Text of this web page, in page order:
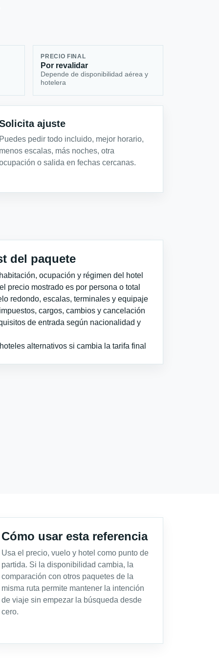
PRECIO FINAL
Por revalidar
Depende de disponibilidad aérea y
hotelera
ajuste
Puedes pedir todo incluido, mejor horario,
menos escalas, más noches, otra
o salida en fechas cercanas.
del paquete
ocupación y régimen del hotel
precio mostrado es por persona o total
redondo, escalas, terminales y equipaje
cargos, cambios y cancelación
de entrada según nacionalidad y
alternativos si cambia la tarifa final
Cómo usar esta referencia
Usa el precio, vuelo y hotel como punto de
partida. Si la disponibilidad cambia, la
comparación con otros paquetes de la
misma ruta permite mantener la intención
de viaje sin empezar la búsqueda desde
cero.